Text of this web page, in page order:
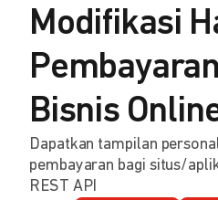
Modifikasi
Bisnis
Dapatkan tampilan
pembayaran bagi situs/
REST API